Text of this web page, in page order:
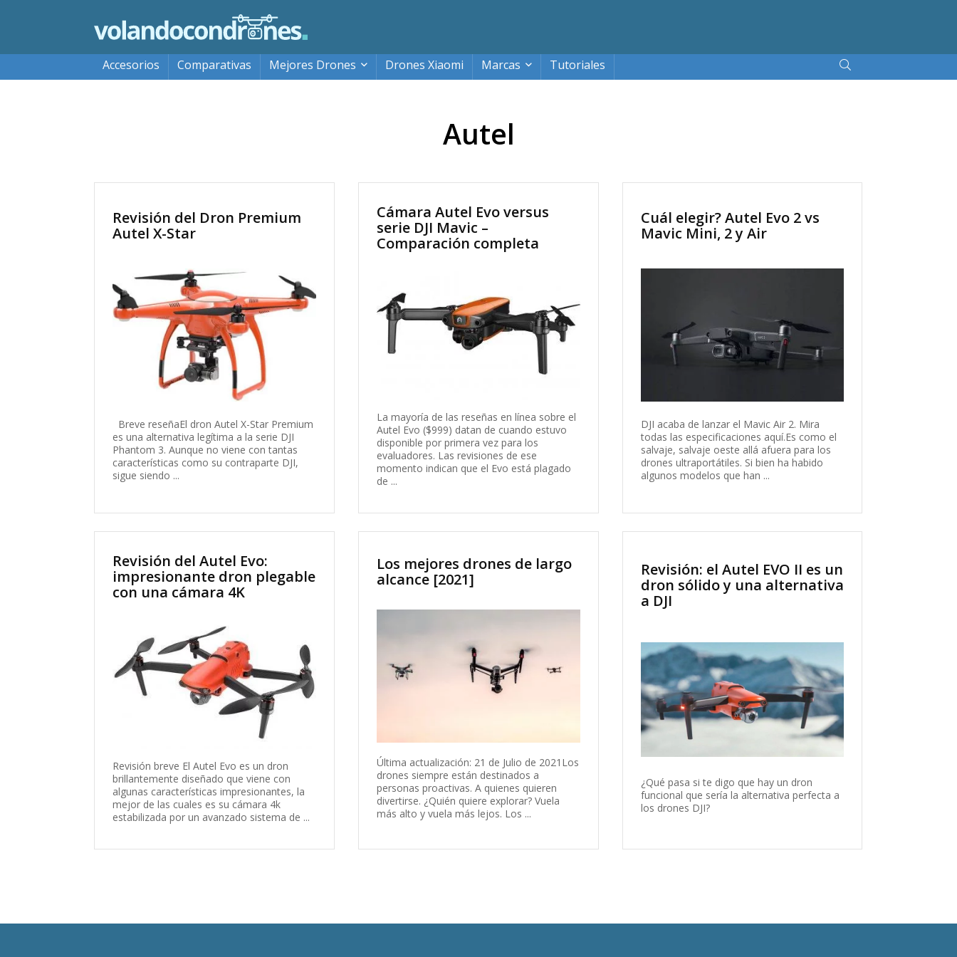
Accesorios Comparativas Mejores Drones Drones Xiaomi Marcas Tutoriales
Autel
Revisión del Dron Premium
Autel X-Star
Breve reseñaEl dron Autel X-Star Premium
es una alternativa legítima a la serie DJI
Phantom 3. Aunque no viene con tantas
características como su contraparte DJI,
sigue siendo ...
Cámara Autel Evo versus
serie DJI Mavic –
Comparación completa
La mayoría de las reseñas en línea sobre el
Autel Evo ($999) datan de cuando estuvo
disponible por primera vez para los
evaluadores. Las revisiones de ese
momento indican que el Evo está plagado
de ...
Cuál elegir? Autel Evo 2 vs
Mavic Mini, 2 y Air
DJI acaba de lanzar el Mavic Air 2. Mira
todas las especificaciones aquí.Es como el
salvaje, salvaje oeste allá afuera para los
drones ultraportátiles. Si bien ha habido
algunos modelos que han ...
Revisión del Autel Evo:
impresionante dron plegable
con una cámara 4K
Revisión breve El Autel Evo es un dron
brillantemente diseñado que viene con
algunas características impresionantes, la
mejor de las cuales es su cámara 4k
estabilizada por un avanzado sistema de ...
Los mejores drones de largo
alcance [2021]
Última actualización: 21 de Julio de 2021Los
drones siempre están destinados a
personas proactivas. A quienes quieren
divertirse. ¿Quién quiere explorar? Vuela
más alto y vuela más lejos. Los ...
Revisión: el Autel EVO II es un
dron sólido y una alternativa
a DJI
¿Qué pasa si te digo que hay un dron
funcional que sería la alternativa perfecta a
los drones DJI?